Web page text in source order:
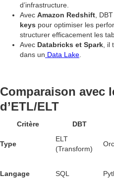
d’infrastructure.
Avec Amazon Redshift ,
keys pour optimiser les
structurer efficacement les
Avec Databricks et Spark ,
dans un Data Lake
Comparaison avec
d’ETL/ELT
Critère DBT
Type
ELT
(Transform)
Langage SQL